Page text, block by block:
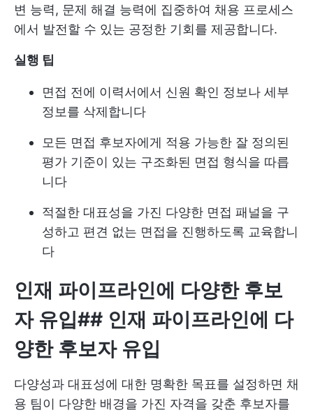
변 능력, 문제 해결 능력에 집중하여 채용 프로세스
에서 발전할 수 있는 공정한 기회를 제공합니다.
실행 팁
면접 전에 이력서에서 신원 확인 정보나 세부
정보를 삭제합니다
모든 면접 후보자에게 적용 가능한 잘 정의된
평가 기준이 있는 구조화된 면접 형식을 따릅
니다
적절한 대표성을 가진 다양한 면접 패널을 구
성하고 편견 없는 면접을 진행하도록 교육합니
다
인재 파이프라인에 다양한 후보
자 유입## 인재 파이프라인에 다
양한 후보자 유입
다양성과 대표성에 대한 명확한 목표를 설정하면 채
용 팀이 다양한 배경을 가진 자격을 갖춘 후보자를